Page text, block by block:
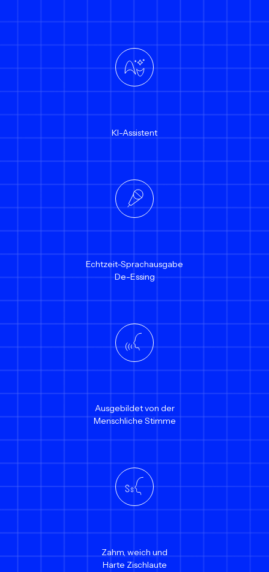
KI-Assistent
Echtzeit-Sprachausgabe
De-Essing
Ausgebildet von der
Menschliche Stimme
Zahm, weich und
Harte Zischlaute